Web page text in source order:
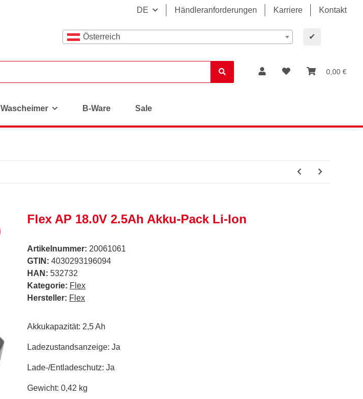
DE Händleranforderungen Karriere Kontakt
Österreich ✔
0,00 €
Wascheimer B-Ware Sale
Flex AP 18.0V 2.5Ah Akku-Pack Li-Ion
Artikelnummer: 20061061
GTIN: 4030293196094
HAN: 532732
Kategorie: Flex
Hersteller: Flex
Akkukapazität: 2,5 Ah
Ladezustandsanzeige: Ja
Lade-/Entladeschutz: Ja
Gewicht: 0,42 kg